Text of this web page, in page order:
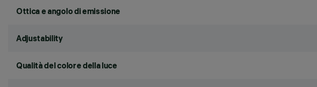
Ottica e angolo di emissione
Adjustability
Qualità del colore della luce